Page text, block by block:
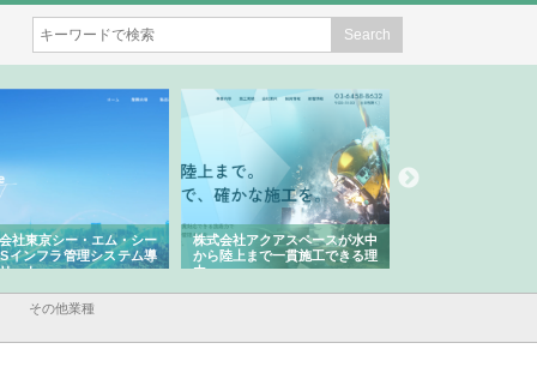
会社アクアスペースが水中
陸上まで一貫施工できる理
株式会社地盤調査事務所が選ば
れ続ける理由と建設コンサルの
強み
その他業種